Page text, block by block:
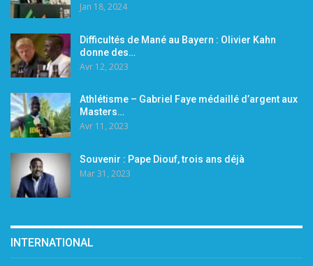
Jan 18, 2024
Difficultés de Mané au Bayern : Olivier Kahn
donne des…
Avr 12, 2023
Athlétisme – Gabriel Faye médaillé d’argent aux
Masters…
Avr 11, 2023
Souvenir : Pape Diouf, trois ans déjà
Mar 31, 2023
INTERNATIONAL